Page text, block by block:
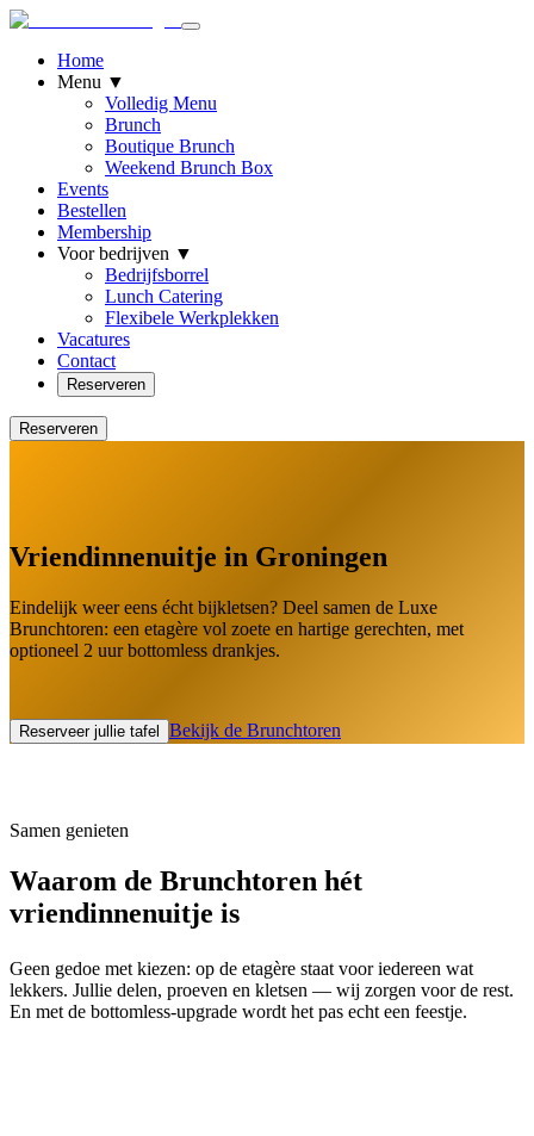
Home
Menu ▼
Volledig Menu
Brunch
Boutique Brunch
Weekend Brunch Box
Events
Bestellen
Membership
Voor bedrijven ▼
Bedrijfsborrel
Lunch Catering
Flexibele Werkplekken
Vacatures
Contact
Reserveren
Reserveren
Vriendinnenuitje in Groningen
Eindelijk weer eens écht bijkletsen? Deel samen de Luxe
Brunchtoren: een etagère vol zoete en hartige gerechten, met
optioneel 2 uur bottomless drankjes.
Reserveer jullie tafel Bekijk de Brunchtoren
Samen genieten
Waarom de Brunchtoren hét
vriendinnenuitje is
Geen gedoe met kiezen: op de etagère staat voor iedereen wat
lekkers. Jullie delen, proeven en kletsen — wij zorgen voor de rest.
En met de bottomless-upgrade wordt het pas echt een feestje.